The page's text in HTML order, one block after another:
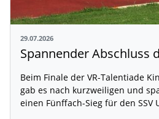
29.07.2026
Beim Finale der VR-Talentiade
gab es nach kurzweiligen und
einen Fünffach-Sieg für den SSV